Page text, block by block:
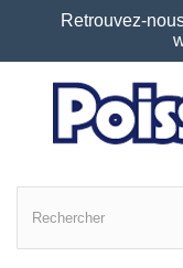
Retrouvez-